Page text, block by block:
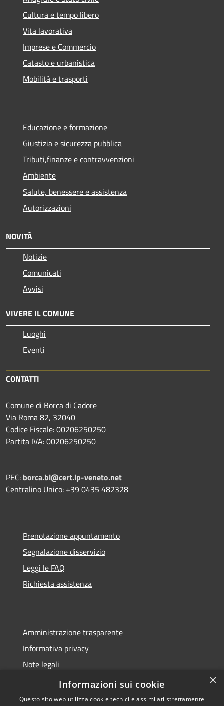
Cultura e tempo libero
Vita lavorativa
Imprese e Commercio
Catasto e urbanistica
Mobilità e trasporti
Educazione e formazione
Giustizia e sicurezza pubblica
Tributi,finanze e contravvenzioni
Ambiente
Salute, benessere e assistenza
Autorizzazioni
NOVITÀ
Notizie
Comunicati
Avvisi
VIVERE IL COMUNE
Luoghi
Eventi
CONTATTI
Comune di Borca di Cadore
Via Roma 82, 32040
Codice Fiscale: 00206250250
Partita IVA: 00206250250
PEC: borca.bl@cert.ip-veneto.net
Centralino Unico: +39 0435 482328
Prenotazione appuntamento
Segnalazione disservizio
Leggi le FAQ
Richiesta assistenza
Amministrazione trasparente
Informativa privacy
Note legali
Dichiarazione di accessibilità
×
Informazioni sui cookie
Questo sito web utilizza cookie tecnici e assimilati strettamente